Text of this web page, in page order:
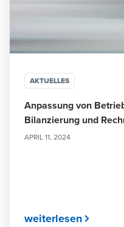
AKTUELLES
Anpassung von
Bilanzierung und
APRIL 11, 2024
weiterlesen